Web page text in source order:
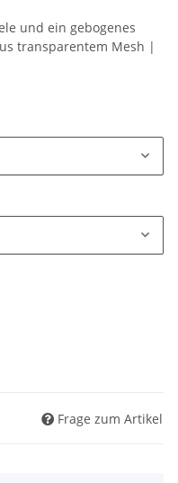
und ein gebogenes
transparentem Mesh |
Frage zum Artikel